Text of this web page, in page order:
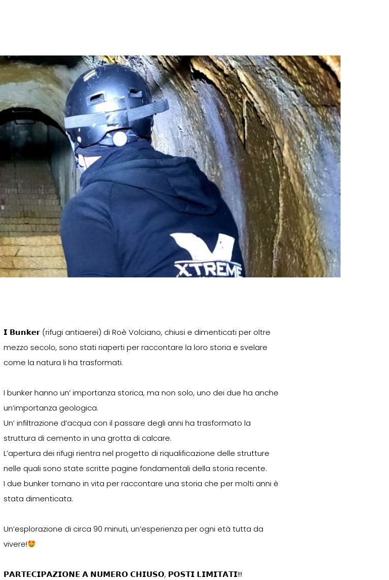
𝗜 𝗕𝘂𝗻𝗸𝗲𝗿 (rifugi antiaerei) di Roè Volciano, chiusi e dimenticati per oltre
mezzo secolo, sono stati riaperti per raccontare la loro storia e svelare
come la natura li ha trasformati.
I bunker hanno un’ importanza storica, ma non solo, uno dei due ha anche
un’importanza geologica.
Un’ infiltrazione d’acqua con il passare degli anni ha trasformato la
struttura di cemento in una grotta di calcare.
L’apertura dei rifugi rientra nel progetto di riqualificazione delle strutture
nelle quali sono state scritte pagine fondamentali della storia recente.
I due bunker tornano in vita per raccontare una storia che per molti anni è
stata dimenticata.
Un’esplorazione di circa 90 minuti, un’esperienza per ogni età tutta da
vivere!
𝗣𝗔𝗥𝗧𝗘𝗖𝗜𝗣𝗔𝗭𝗜𝗢𝗡𝗘 𝗔 𝗡𝗨𝗠𝗘𝗥𝗢 𝗖𝗛𝗜𝗨𝗦𝗢, 𝗣𝗢𝗦𝗧𝗜 𝗟𝗜𝗠𝗜𝗧𝗔𝗧𝗜!!!